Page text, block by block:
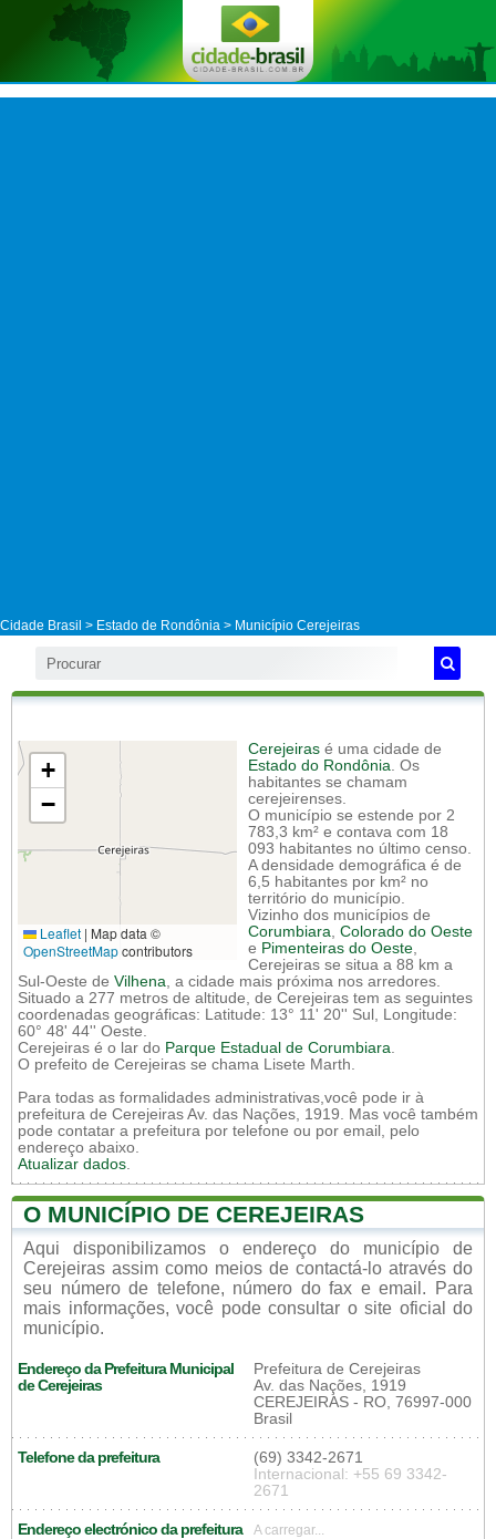
Cidade Brasil > Estado de Rondônia > Município Cerejeiras
+
−
Leaflet | Map data ©
OpenStreetMapcontributors
Cerejeiras é uma cidade de
Estado do Rondônia. Os
habitantes se chamam
cerejeirenses.
O município se estende por 2
783,3 km² e contava com 18
093 habitantes no último censo.
A densidade demográfica é de
6,5 habitantes por km² no
território do município.
Vizinho dos municípios de
Corumbiara, Colorado do Oeste
e Pimenteiras do Oeste,
Cerejeiras se situa a 88 km a
Sul-Oeste de Vilhena, a cidade mais próxima nos arredores.
Situado a 277 metros de altitude, de Cerejeiras tem as seguintes
coordenadas geográficas: Latitude: 13° 11' 20'' Sul, Longitude:
60° 48' 44'' Oeste.
Cerejeiras é o lar do Parque Estadual de Corumbiara.
O prefeito de Cerejeiras se chama Lisete Marth.
Para todas as formalidades administrativas,você pode ir à
prefeitura de Cerejeiras Av. das Nações, 1919. Mas você também
pode contatar a prefeitura por telefone ou por email, pelo
endereço abaixo.
Atualizar dados.
O MUNICÍPIO DE CEREJEIRAS
Aqui disponibilizamos o endereço do município de
Cerejeiras assim como meios de contactá-lo através do
seu número de telefone, número do fax e email. Para
mais informações, você pode consultar o site oficial do
município.
Endereço da Prefeitura Municipal
de Cerejeiras
Prefeitura de Cerejeiras
Av. das Nações, 1919
CEREJEIRAS - RO, 76997-000
Brasil
Telefone da prefeitura
(69) 3342-2671
Internacional: +55 69 3342-
2671
Endereço electrónico da prefeitura A carregar...